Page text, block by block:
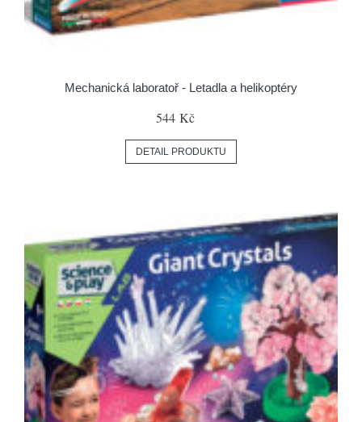
Mechanická laboratoř - Letadla a helikoptéry
544 Kč
DETAIL PRODUKTU